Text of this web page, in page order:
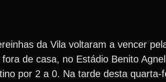
da Vila voltaram a vencer
de casa, no Estádio Benito
por 2 a 0. Na tarde desta